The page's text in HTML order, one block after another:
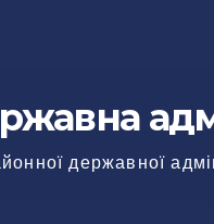
державної